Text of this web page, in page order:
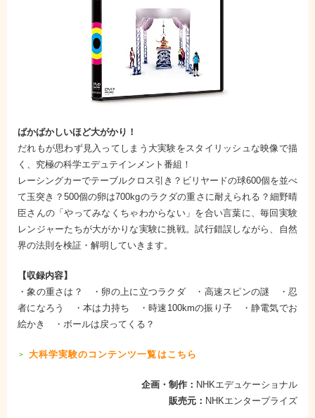
ばかばかしいほど大がかり！
だれもが思わず見入ってしまう大実験をスタイリッシュな映像で描
く、究極の科学エデュテインメント番組！
レーシングカーでテーブルクロス引き？ビリヤードの球600個を並べ
て玉突き？500個の卵は700kgのラクダの重さに耐えられる？細野晴
臣さんの「やってみなくちゃわからない」を合い言葉に、毎回実験
レンジャーたちが大がかりな実験に挑戦。試行錯誤しながら、自然
界の法則を検証・解明していきます。
【収録内容】
・象の重さは？ ・卵の上に立つラクダ ・高速スピンの謎 ・忍
者になろう ・本は力持ち ・時速100kmの振り子 ・静電気でお
絵かき ・ボールは戻ってくる？
大科学実験のコンテンツ一覧はこちら
企画・制作： NHKエデュケーショナル
販売元： NHKエンタープライズ